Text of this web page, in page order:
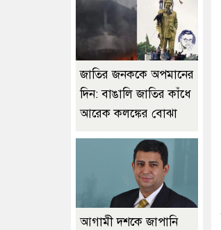
জাতির জনককে অপমানের
দিন: বাঙালি জাতির কাঁধে
আরেক কলঙ্কের বোঝা
আগামী দশকে জাপানি